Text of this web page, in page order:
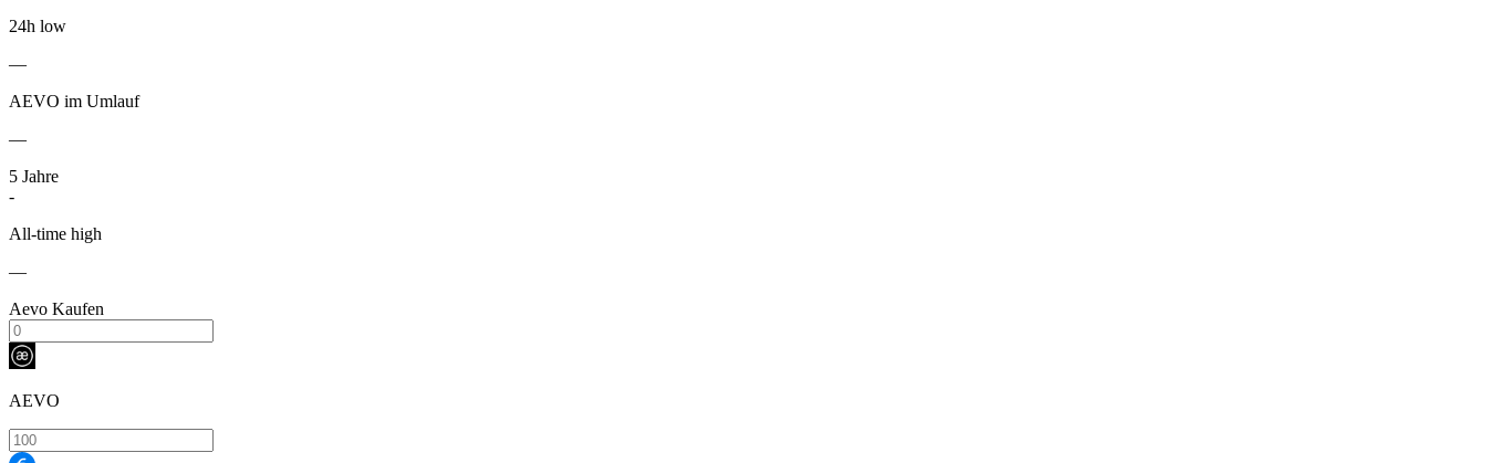
24h low
—
AEVO im Umlauf
—
5 Jahre
-
All-time high
—
Aevo Kaufen
AEVO